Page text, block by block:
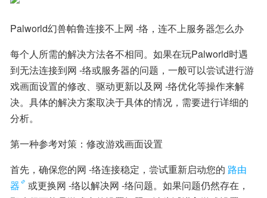
Palworld幻兽帕鲁连接不上网 -络，连不上服务器怎么办
每个人所需的解决方法各不相同。如果在玩Palworld时遇
到无法连接到网 -络或服务器的问题，一般可以尝试进行游
戏画面设置的修改、驱动更新以及网 -络优化等操作来解
决。具体的解决方案取决于具体的情况，需要进行详细的
分析。
第一种参考对策：修改游戏画面设置
首先，确保您的网 -络连接稳定，尝试重新启动您的 路由
器
或更换网 -络以解决网 -络问题。如果问题仍然存在，